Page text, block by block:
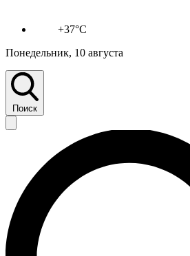
+37°C
Понедельник, 10 августа
Поиск